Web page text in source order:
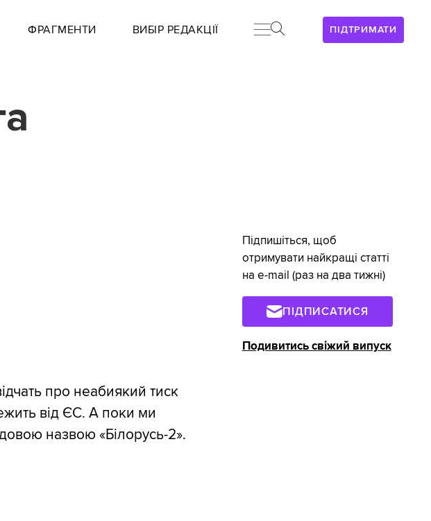
ПІДТРИМАТИ
ФРАГМЕНТИ ВИБІР РЕДАКЦІЇ
про неабиякий тиск
від ЄС. А поки ми
назвою «Білорусь-2».
Підпишіться, щоб
отримувати найкращі статті
на e-mail (раз на два тижні)
ПІДПИСАТИСЯ
Подивитись свіжий випуск